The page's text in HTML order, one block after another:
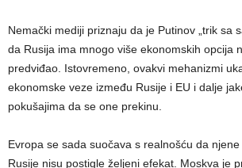
Nemački mediji priznaju da je Putinov „trik sa
da Rusija ima mnogo više ekonomskih opcija
predviđao. Istovremeno, ovakvi mehanizmi
ekonomske veze između Rusije i EU i dalje
pokušajima da se one prekinu.
Evropa se sada suočava s realnošću da
Rusije nisu postigle željeni efekat. Moskva je